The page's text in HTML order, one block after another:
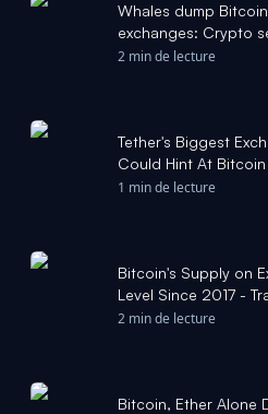
Whales dump
exchanges: Crypto
AMBCrypto
2 min de lecture
Tether's Biggest
Could Hint At
Stocktwits
1 min de lecture
Bitcoin's Supply on
Level Since 2017 -
2 min de lecture
Bitcoin, Ether Alone